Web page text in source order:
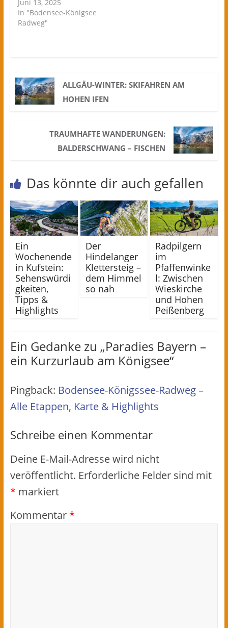
Juni 13, 2025
In "Bodensee-Königsee
Radweg"
ALLGÄU-WINTER: SKIFAHREN AM
HOHEN IFEN
TRAUMHAFTE WANDERUNGEN:
BALDERSCHWANG – FISCHEN
Das könnte dir auch gefallen
Ein
Wochenende
in Kufstein:
Sehenswürdi
gkeiten,
Tipps &
Highlights
Der
Hindelanger
Klettersteig –
dem Himmel
so nah
Radpilgern
im
Pfaffenwinke
l: Zwischen
Wieskirche
und Hohen
Peißenberg
Ein Gedanke zu „Paradies Bayern –
ein Kurzurlaub am Königsee“
Pingback: Bodensee-Königssee-Radweg –
Alle Etappen, Karte & Highlights
Schreibe einen Kommentar
Deine E-Mail-Adresse wird nicht
veröffentlicht. Erforderliche Felder sind mit
* markiert
Kommentar *